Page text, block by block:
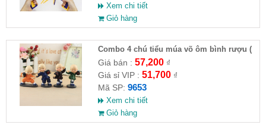
Xem chi tiết
Giỏ hàng
Combo 4 chú tiểu múa võ ôm bình rượu (
HĐ )
Giá bán : 57,200₫
Giá sỉ VIP : 51,700₫
Mã SP: 9653
Xem chi tiết
Giỏ hàng